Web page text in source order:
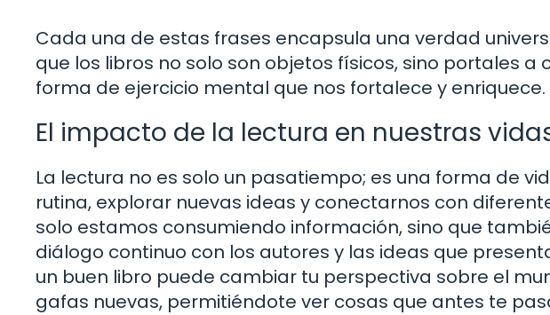
Cada una de estas frases encapsula una verdad
que los libros no solo son objetos físicos, sino portales a
forma de ejercicio mental que nos fortalece y enriquece.
El impacto de la lectura en nuestras
La lectura no es solo un pasatiempo; es una forma de
rutina, explorar nuevas ideas y conectarnos con
solo estamos consumiendo información, sino que
diálogo continuo con los autores y las ideas que
un buen libro puede cambiar tu perspectiva sobre el
gafas nuevas, permitiéndote ver cosas que antes te